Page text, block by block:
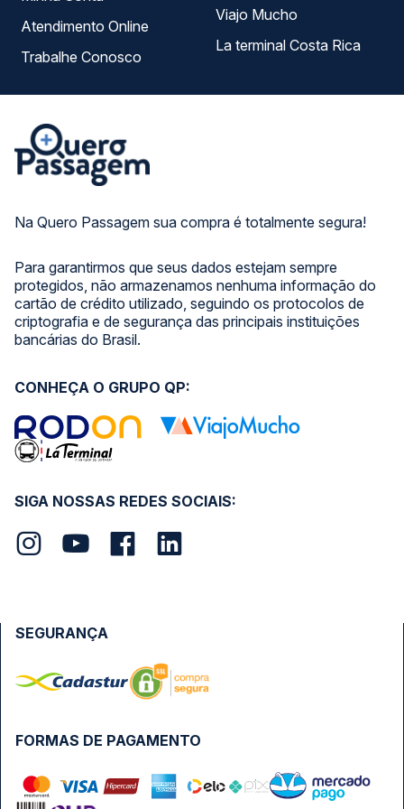
Na Quero Passagem sua compra é totalmente segura!
Para garantirmos que seus dados estejam sempre
protegidos, não armazenamos nenhuma informação do
cartão de crédito utilizado, seguindo os protocolos de
criptografia e de segurança das principais instituições
bancárias do Brasil.
Atendimento Online
Trabalhe Conosco
Viajo Mucho
La terminal Costa Rica
SIGA NOSSAS REDES SOCIAIS:
CONHEÇA O GRUPO QP:
FORMAS DE PAGAMENTO
SEGURANÇA